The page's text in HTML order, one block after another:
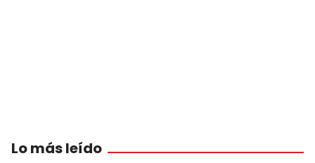
Lo más leído